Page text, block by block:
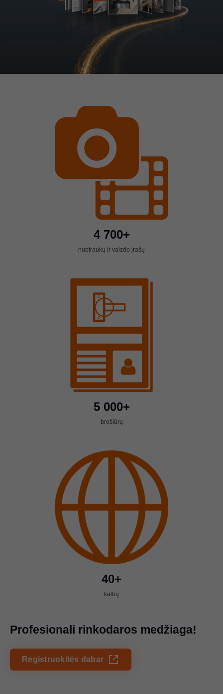
4 700+
nuotraukų ir vaizdo įrašų
5 000+
brošiūrų
40+
kalbų
Profesionali rinkodaros medžiaga!
Registruokitės dabar